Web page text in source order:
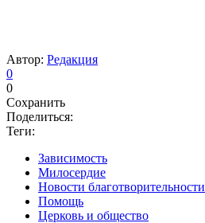
Автор: Редакция
0
0
Сохранить
Поделиться:
Теги:
Зависимость
Милосердие
Новости благотворительности
Помощь
Церковь и общество